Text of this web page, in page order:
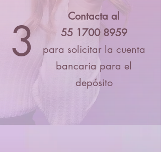
3
Contacta al
55 1700 8959
para solicitar la cuenta
bancaria para el
depósito